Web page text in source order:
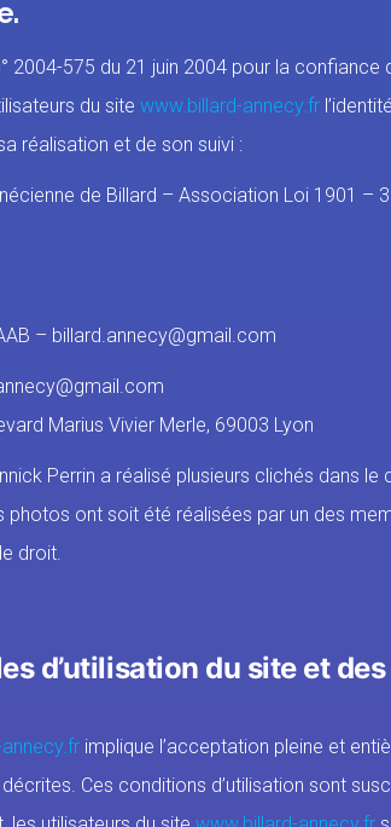
2004-575 du 21 juin 2004 pour la confiance
du site www.billard-annecy.fr
réalisation et de son suivi :
de Billard – Association Loi 1901 –
– billard.annecy@gmail.com
Marius Vivier Merle, 69003 Lyon
Perrin a réalisé plusieurs clichés dans le
photos ont soit été réalisées par un des
droit.
d’utilisation du site et
implique l’acceptation pleine et
Ces conditions d’utilisation sont